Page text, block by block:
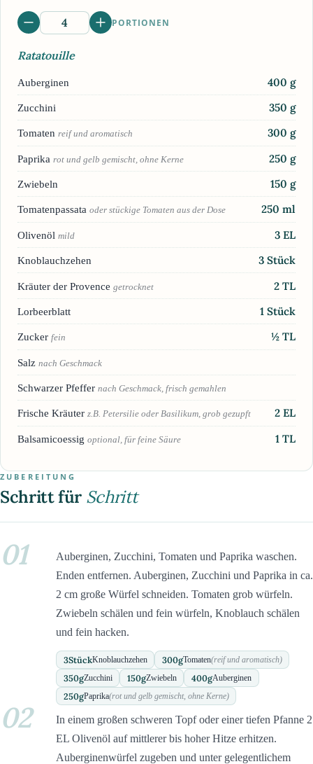
PORTIONEN
Ratatouille
Auberginen 400 g
Zucchini 350 g
Tomaten reif und aromatisch 300 g
Paprika rot und gelb gemischt, ohne Kerne 250 g
Zwiebeln 150 g
Tomatenpassata oder stückige Tomaten aus der Dose 250 ml
Olivenöl mild 3 EL
Knoblauchzehen 3 Stück
Kräuter der Provence getrocknet 2 TL
Lorbeerblatt 1 Stück
Zucker fein ½ TL
Salz nach Geschmack
Schwarzer Pfeffer nach Geschmack, frisch gemahlen
Frische Kräuter z.B. Petersilie oder Basilikum, grob gezupft 2 EL
Balsamicoessig optional, für feine Säure 1 TL
ZUBEREITUNG
Schritt für Schritt
01
Auberginen, Zucchini, Tomaten und Paprika waschen.
Enden entfernen. Auberginen, Zucchini und Paprika in ca.
2 cm große Würfel schneiden. Tomaten grob würfeln.
Zwiebeln schälen und fein würfeln, Knoblauch schälen
und fein hacken.
3StückKnoblauchzehen 300gTomaten(reif und aromatisch)
350gZucchini 150gZwiebeln 400gAuberginen
250gPaprika(rot und gelb gemischt, ohne Kerne)
02
In einem großen schweren Topf oder einer tiefen Pfanne 2
EL Olivenöl auf mittlerer bis hoher Hitze erhitzen.
Auberginenwürfel zugeben und unter gelegentlichem